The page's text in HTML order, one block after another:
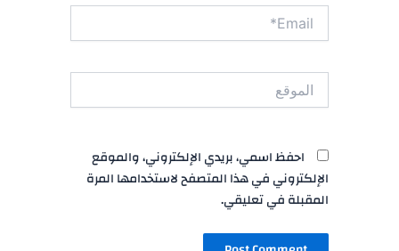
Email*
الموقع
احفظ اسمي، بريدي الإلكتروني، والموقع
الإلكتروني في هذا المتصفح لاستخدامها المرة
المقبلة في تعليقي.